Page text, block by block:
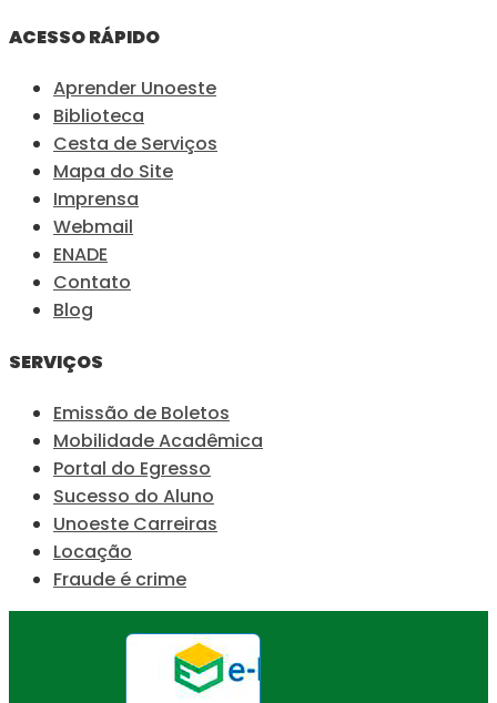
ACESSO RÁPIDO
Aprender Unoeste
Biblioteca
Cesta de Serviços
Mapa do Site
Imprensa
Webmail
ENADE
Contato
Blog
SERVIÇOS
Emissão de Boletos
Mobilidade Acadêmica
Portal do Egresso
Sucesso do Aluno
Unoeste Carreiras
Locação
Fraude é crime